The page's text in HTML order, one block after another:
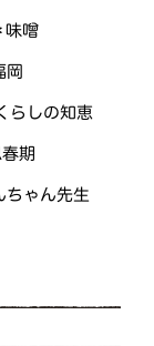
味噌
岡
らしの知恵
期
ちゃん先生